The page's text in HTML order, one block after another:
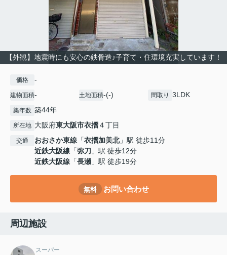
【外観】地震時にも安心の鉄骨造♪子育て・住環境充実しています！
価格 -
建物面積- 土地面積-(-) 間取り 3LDK
築年数 築44年
所在地 大阪府東大阪市衣摺４丁目
交通 おおさか東線 「衣摺加美北」駅 徒歩11分
近鉄大阪線 「弥刀 」駅 徒歩12分
近鉄大阪線 「長瀬 」駅 徒歩19分
無料 お問い合わせ
周辺施設
スーパー